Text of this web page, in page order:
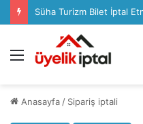
Sözcü Plus Üyelik İptali
Menü
Anasayfa / Sipariş iptali